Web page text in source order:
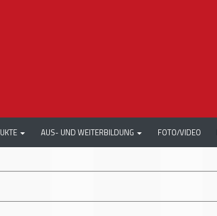
AUS- UND WEITERBILDUNG FOTO/VIDEO